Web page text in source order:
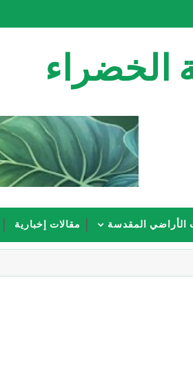
الخضراء
الأراضي المقدسة مقالات إخبارية